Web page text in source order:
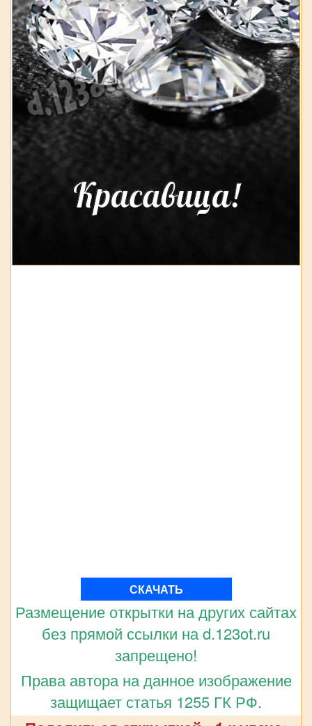
СКАЧАТЬ
Размещение открытки на других сайтах
без прямой ссылки на d.123ot.ru
запрещено!
Права автора на данное изображение
защищает статья 1255 ГК РФ.